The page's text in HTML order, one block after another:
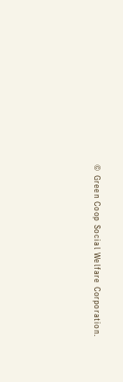
©
Green Coop Social Welfare Corporation.